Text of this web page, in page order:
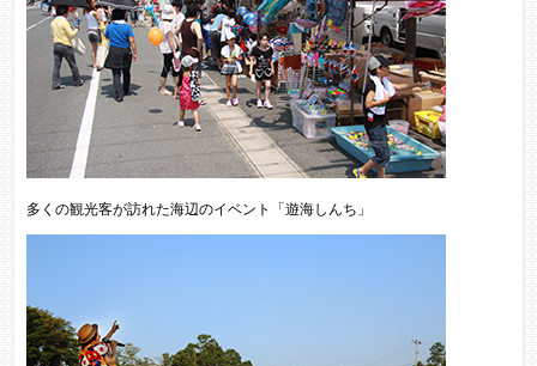
多くの観光客が訪れた海辺のイベント「遊海しんち」